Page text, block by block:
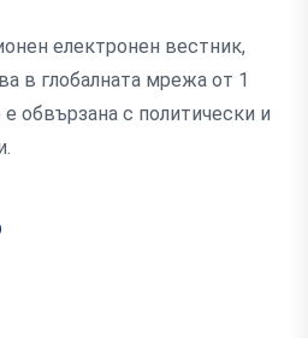
електронен вестник,
в глобалната мрежа от 1
обвързана с политически и